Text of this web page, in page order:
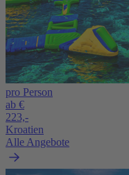
pro Person
ab €
223,-
Kroatien
Alle Angebote